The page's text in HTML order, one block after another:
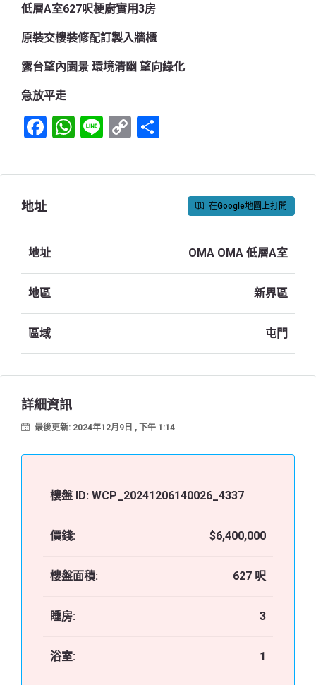
低層A室627呎梗廚實用3房
原裝交樓裝修配訂製入牆櫃
露台望內園景 環境清幽 望向綠化
急放平走
Facebook
WhatsApp
LineCopy
地址 在Google地圖上打開
地址 OMA OMA 低層A室
地區 新界區
區域 屯門
詳細資訊
最後更新: 2024年12月9日 , 下午 1:14
樓盤 ID: WCP_20241206140026_4337
價錢: $6,400,000
樓盤面積: 627 呎
睡房: 3
浴室: 1